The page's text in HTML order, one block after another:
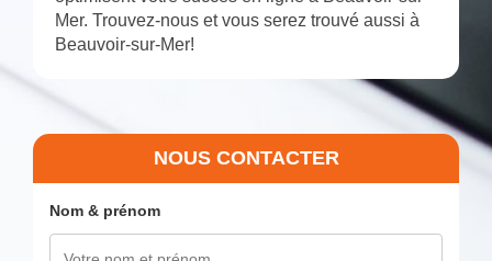
Mer. Trouvez-nous et vous serez trouvé aussi à
Beauvoir-sur-Mer!
NOUS CONTACTER
Nom & prénom